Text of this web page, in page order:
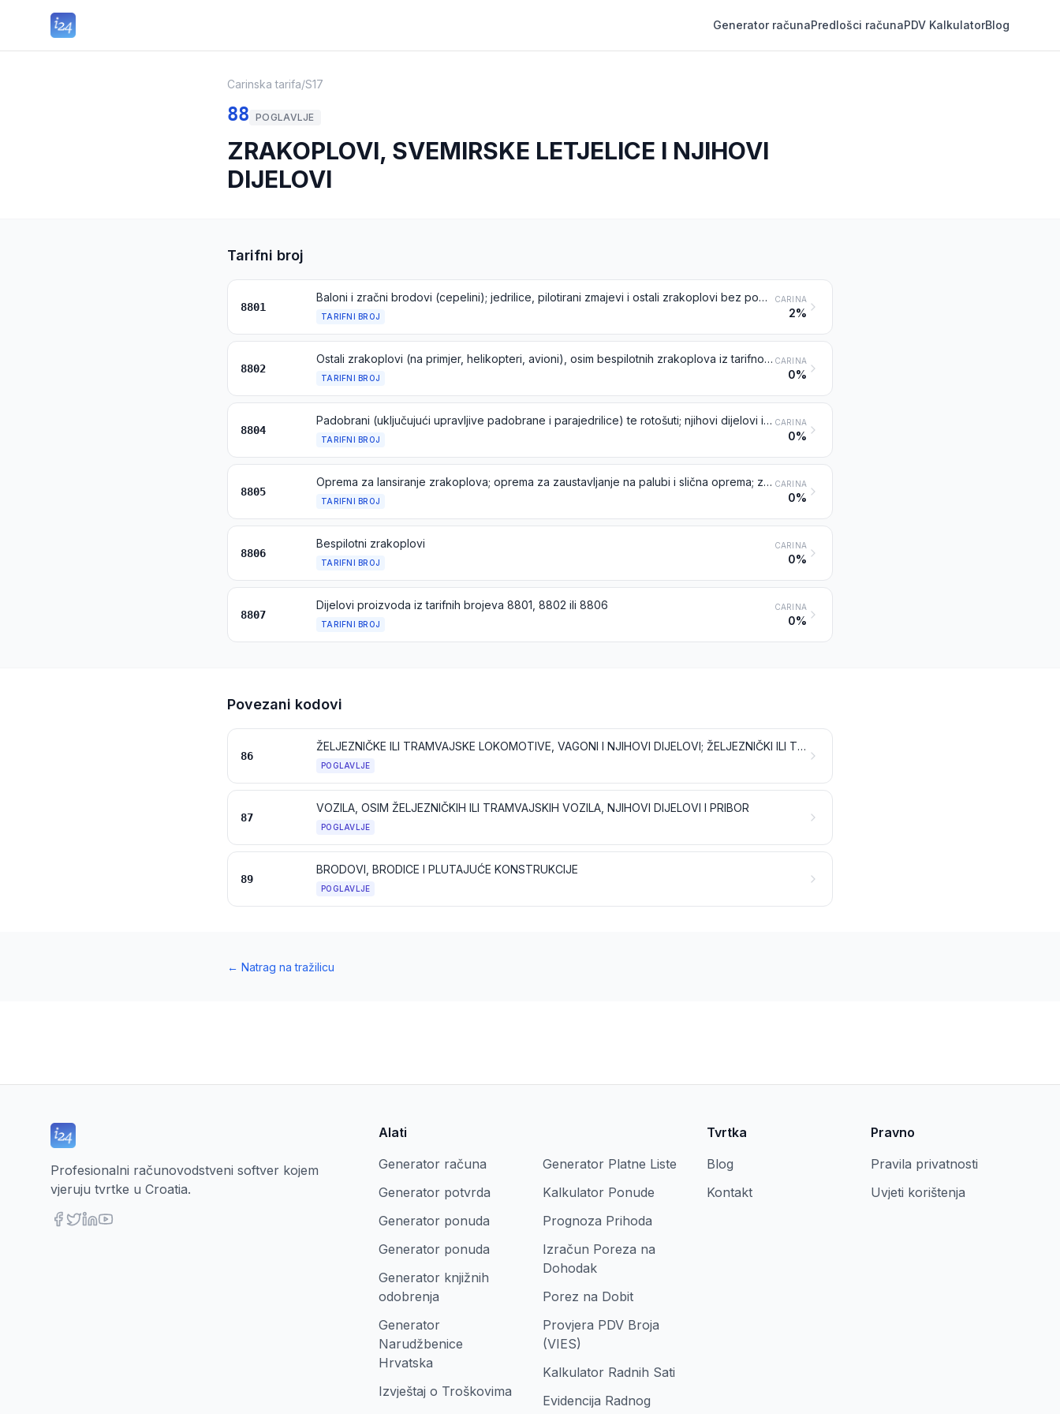
Generator računaPredlošci računaPDV KalkulatorBlog
Carinska tarifa/S17
88 POGLAVLJE
ZRAKOPLOVI, SVEMIRSKE LETJELICE I NJIHOVI
DIJELOVI
Tarifni broj
8801
Baloni i zračni brodovi (cepelini); jedrilice, pilotirani zmajevi i ostali zrakoplovi bez pogona
TARIFNI BROJ
CARINA
2%
8802
Ostali zrakoplovi (na primjer, helikopteri, avioni), osim bespilotnih zrakoplova iz tarifnog broja 8806; svemirske letjelice (uključujući satelite) i letjelice-nosači suborbitalnih i svemirskih letjelica
TARIFNI BROJ
CARINA
0%
8804
Padobrani (uključujući upravljive padobrane i parajedrilice) te rotošuti; njihovi dijelovi i pribor
TARIFNI BROJ
CARINA
0%
8805
Oprema za lansiranje zrakoplova; oprema za zaustavljanje na palubi i slična oprema; zemaljski trenažeri letenja; dijelovi navedenih proizvoda
TARIFNI BROJ
CARINA
0%
8806
Bespilotni zrakoplovi
TARIFNI BROJ
CARINA
0%
8807
Dijelovi proizvoda iz tarifnih brojeva 8801, 8802 ili 8806
TARIFNI BROJ
CARINA
0%
Povezani kodovi
86
ŽELJEZNIČKE ILI TRAMVAJSKE LOKOMOTIVE, VAGONI I NJIHOVI DIJELOVI; ŽELJEZNIČKI ILI TRAMVAJSKI KOLOSIJEČNI SKLOPOVI I PRIBOR TE NJIHOVI DIJELOVI; MEHANIČKA (UKLJUČUJUĆI ELEKTROMEHANIČKA) PROMETNA SIGNALNA OPREMA SVIH VRSTA
POGLAVLJE
87
VOZILA, OSIM ŽELJEZNIČKIH ILI TRAMVAJSKIH VOZILA, NJIHOVI DIJELOVI I PRIBOR
POGLAVLJE
89
BRODOVI, BRODICE I PLUTAJUĆE KONSTRUKCIJE
POGLAVLJE
← Natrag na tražilicu
Profesionalni računovodstveni softver kojem
vjeruju tvrtke u Croatia.
Alati
Generator računa
Generator potvrda
Generator ponuda
Generator ponuda
Generator knjižnih
odobrenja
Generator
Narudžbenice
Hrvatska
Izvještaj o Troškovima
Generator Platne Liste
Kalkulator Ponude
Prognoza Prihoda
Izračun Poreza na
Dohodak
Porez na Dobit
Provjera PDV Broja
(VIES)
Kalkulator Radnih Sati
Evidencija Radnog
Tvrtka
Blog
Kontakt
Pravno
Pravila privatnosti
Uvjeti korištenja